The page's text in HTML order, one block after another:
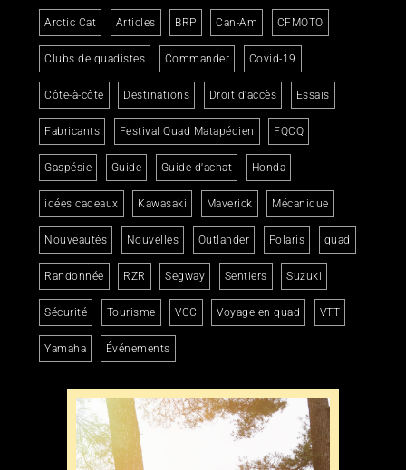
Arctic Cat Articles BRP Can-Am CFMOTO
Clubs de quadistes Commander Covid-19
Côte-à-côte Destinations Droit d'accès Essais
Fabricants Festival Quad Matapédien FQCQ
Gaspésie Guide Guide d'achat Honda
idées cadeaux Kawasaki Maverick Mécanique
Nouveautés Nouvelles Outlander Polaris quad
Randonnée RZR Segway Sentiers Suzuki
Sécurité Tourisme VCC Voyage en quad VTT
Yamaha Événements